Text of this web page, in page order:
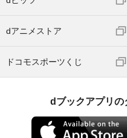
dアニメストア
ドコモスポーツくじ
dブックアプリの